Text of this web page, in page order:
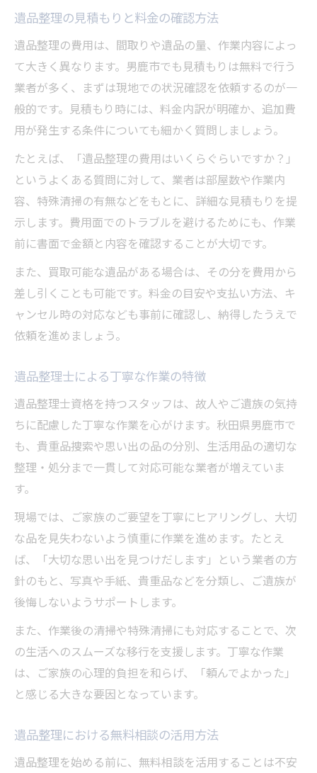
遺品整理の見積もりと料金の確認方法
遺品整理の費用は、間取りや遺品の量、作業内容によっ
て大きく異なります。男鹿市でも見積もりは無料で行う
業者が多く、まずは現地での状況確認を依頼するのが一
般的です。見積もり時には、料金内訳が明確か、追加費
用が発生する条件についても細かく質問しましょう。
たとえば、「遺品整理の費用はいくらぐらいですか？」
というよくある質問に対して、業者は部屋数や作業内
容、特殊清掃の有無などをもとに、詳細な見積もりを提
示します。費用面でのトラブルを避けるためにも、作業
前に書面で金額と内容を確認することが大切です。
また、買取可能な遺品がある場合は、その分を費用から
差し引くことも可能です。料金の目安や支払い方法、キ
ャンセル時の対応なども事前に確認し、納得したうえで
依頼を進めましょう。
遺品整理士による丁寧な作業の特徴
遺品整理士資格を持つスタッフは、故人やご遺族の気持
ちに配慮した丁寧な作業を心がけます。秋田県男鹿市で
も、貴重品捜索や思い出の品の分別、生活用品の適切な
整理・処分まで一貫して対応可能な業者が増えていま
す。
現場では、ご家族のご要望を丁寧にヒアリングし、大切
な品を見失わないよう慎重に作業を進めます。たとえ
ば、「大切な思い出を見つけだします」という業者の方
針のもと、写真や手紙、貴重品などを分類し、ご遺族が
後悔しないようサポートします。
また、作業後の清掃や特殊清掃にも対応することで、次
の生活へのスムーズな移行を支援します。丁寧な作業
は、ご家族の心理的負担を和らげ、「頼んでよかった」
と感じる大きな要因となっています。
遺品整理における無料相談の活用方法
遺品整理を始める前に、無料相談を活用することは不安